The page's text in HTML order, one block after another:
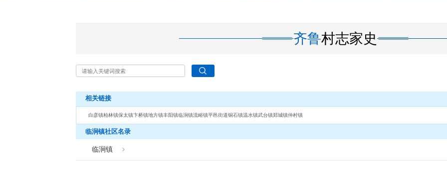
齐鲁村志家史
相关链接
白彦镇柏林镇保太镇卞桥镇地方镇丰阳镇临涧镇流峪镇平邑街道铜石镇温水镇武台镇郑城镇仲村镇
临涧镇社区名录
临涧镇